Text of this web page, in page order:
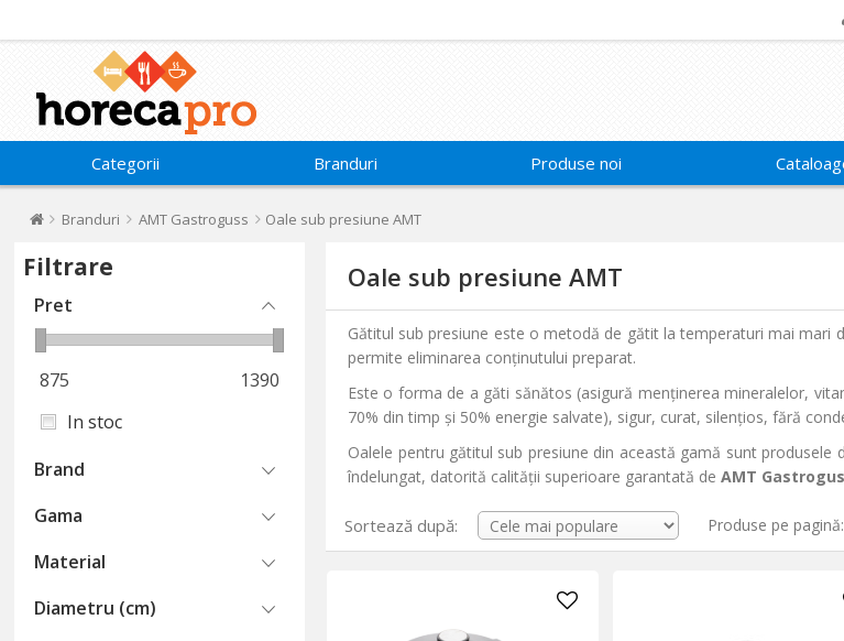
Categorii Branduri Produse noi
Branduri AMT Gastroguss Oale sub presiune AMT
Filtrare
Pret
875
1390
In stoc
Brand
Gama
Material
Diametru (cm)
Oale sub presiune AMT
Gătitul sub presiune este o metodă de gătit la temperaturi mai mari
permite eliminarea conținutului preparat.
Este o forma de a găti sănătos (asigură menținerea mineralelor,
70% din timp și 50% energie salvate), sigur, curat, silențios, fără
Oalele pentru gătitul sub presiune din această gamă sunt
îndelungat, datorită calității superioare garantată deAMT
Sortează după: Produse pe pagină: